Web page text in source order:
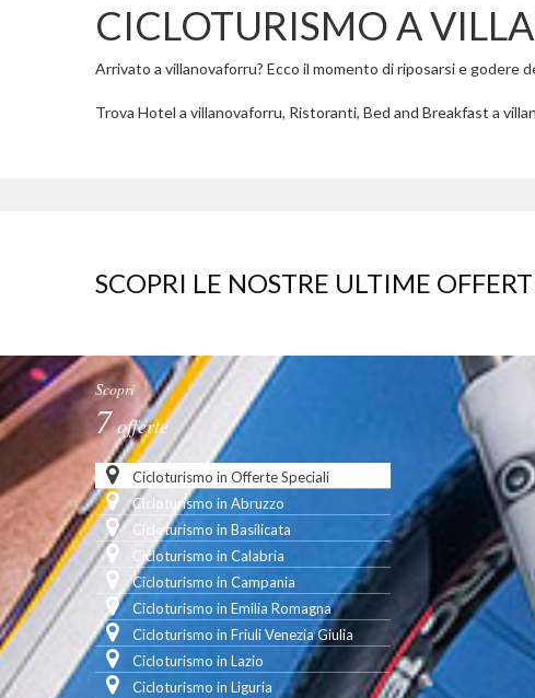
CICLOTURISMO A
Arrivato a villanovaforru? Ecco il momento di riposarsi e godere
Trova Hotel a villanovaforru, Ristoranti, Bed and Breakfast a
SCOPRI LE NOSTRE ULTIME
Scopri
7offerte
Cicloturismo in Offerte Speciali
Cicloturismo in Abruzzo
Cicloturismo in Basilicata
Cicloturismo in Calabria
Cicloturismo in Campania
Cicloturismo in Emilia Romagna
Cicloturismo in Friuli Venezia Giulia
Cicloturismo in Lazio
Cicloturismo in Liguria